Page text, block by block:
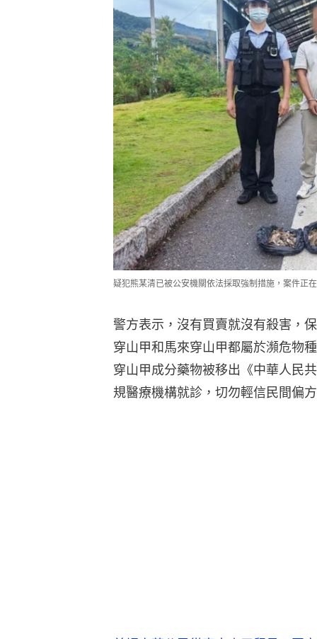
疑犯熊某清已被公安機關依法採取強制措施，案件正
警方表示，沒有買賣就沒有殺害，
穿山甲和馬來穿山甲都屬於瀕危物
穿山甲成分藥物被移出《中華人民
規醫療機構就診，切勿輕信民間偏